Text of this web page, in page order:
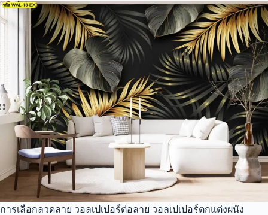
การเลือกลวดลาย วอลเปเปอร์ต่อลาย วอลเปเปอร์ตกแต่งผนัง